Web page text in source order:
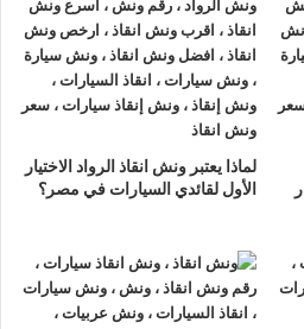
من شركة الرواد
بالأتي :
بسرعة إلى
موقعك علي
الموجودين لارسال
مؤمن بالكامل حتي لا يسب اي تلف
لماذا يعتبر ونش انقاذ الرواد الاختيار
الأول لقائدي السيارات في مصر؟